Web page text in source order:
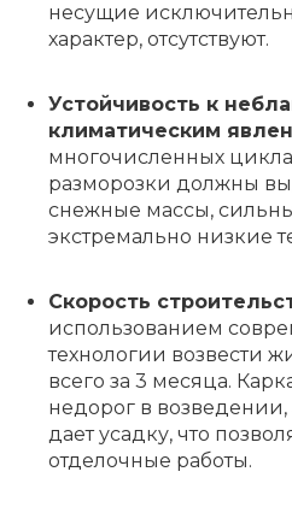
несущие
характер, отсутствуют.
Устойчивость к
климатическим
многочисленных
разморозки должны
снежные массы,
экстремально низкие
Скорость
использованием
технологии возвести
всего за 3 месяца.
недорог в возведении,
дает усадку, что
отделочные работы.